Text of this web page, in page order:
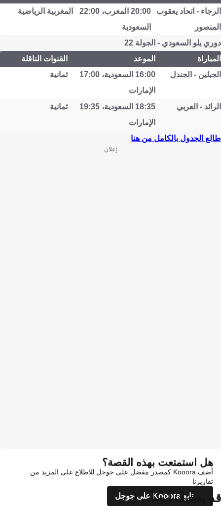
الرجاء - اتحاد يعقوب
المنصور
20:00 المغرب، 22:00
السعودية
المغربية الرياضية
دوري يلو السعودي - الجولة 22
المباراة
الموعد
القنوات الناقلة
الجبلين - الجندل
16:00 السعودية، 17:00
الإمارات
ثمانية
الرائد - العربي
18:35 السعودية، 19:35
الإمارات
ثمانية
طالع الجدول بالكامل من هنا
إعلان
هل استمتعت بهذه القصة؟
أضف Kooora كمصدر مفضل على جوجل للاطلاع على المزيد من
تقاريرنا
تابع Kooora على جوجل
قد يعجبك أيضاً